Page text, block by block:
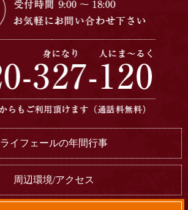
ライフェールの年間行事
周辺環境/アクセス